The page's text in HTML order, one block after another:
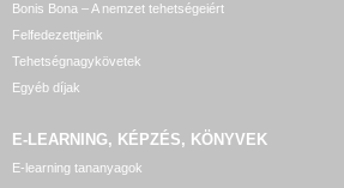
Bonis Bona – A nemzet tehetségeiért
Felfedezettjeink
Tehetségnagykövetek
Egyéb díjak
E-LEARNING, KÉPZÉS, KÖNYVEK
E-learning tananyagok